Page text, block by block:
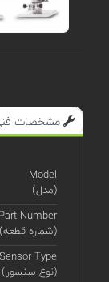
مشخصات
Model
(مدل)
Part Number
(شماره قطعه)
Sensor Type
(نوع سنسور)